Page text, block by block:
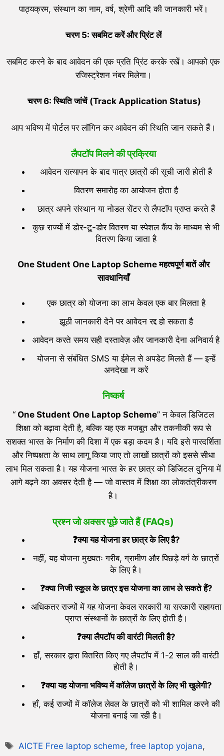
पाठ्यक्रम, संस्थान का नाम, वर्ष, श्रेणी आदि की जानकारी भरें।
चरण5:सबमिट करें और प्रिंट लें
सबमिट करने के बाद आवेदन की एक प्रति प्रिंट करके रखें। आपको एक
रजिस्ट्रेशन नंबर मिलेगा।
चरण6:स्थिति जांचें (Track Application Status)
आप भविष्य में पोर्टल पर लॉगिन कर आवेदन की स्थिति जान सकते हैं।
लैपटॉप मिलने की प्रक्रिया
आवेदन सत्यापन के बाद पात्र छात्रों की सूची जारी होती है
वितरण समारोह का आयोजन होता है
छात्र अपने संस्थान या नोडल सेंटर से लैपटॉप प्राप्त करते हैं
कुछ राज्यों में डोर-टू-डोर वितरण या स्पेशल कैंप के माध्यम से भी
वितरण किया जाता है
One Student One Laptop Schemeमहत्वपूर्ण बातें और
सावधानियाँ
एक छात्र को योजना का लाभ केवल एक बार मिलता है
झूठी जानकारी देने पर आवेदन रद्द हो सकता है
आवेदन करते समय सही दस्तावेज़ और जानकारी देना अनिवार्य है
योजना से संबंधित SMS या ईमेल से अपडेट मिलते हैं — इन्हें
अनदेखा न करें
निष्कर्ष
“ One Student One Laptop Scheme” न केवल डिजिटल
शिक्षा को बढ़ावा देती है, बल्कि यह एक मजबूत और तकनीकी रूप से
सशक्त भारत के निर्माण की दिशा में एक बड़ा कदम है। यदि इसे पारदर्शिता
और निष्पक्षता के साथ लागू किया जाए तो लाखों छात्रों को इससे सीधा
लाभ मिल सकता है। यह योजना भारत के हर छात्र को डिजिटल दुनिया में
आगे बढ़ने का अवसर देती है — जो वास्तव में शिक्षा का लोकतंत्रीकरण
है।
प्रश्न जो अक्सर पूछे जाते हैं (FAQs)
❓क्या यह योजना हर छात्र के लिए है?
नहीं, यह योजना मुख्यतः गरीब, ग्रामीण और पिछड़े वर्ग के छात्रों
के लिए है।
❓क्या निजी स्कूल के छात्र इस योजना का लाभ ले सकते हैं?
अधिकतर राज्यों में यह योजना केवल सरकारी या सरकारी सहायता
प्राप्त संस्थानों के छात्रों के लिए होती है।
❓क्या लैपटॉप की वारंटी मिलती है?
हाँ, सरकार द्वारा वितरित किए गए लैपटॉप में 1-2 साल की वारंटी
होती है।
❓क्या यह योजना भविष्य में कॉलेज छात्रों के लिए भी खुलेगी?
हाँ, कई राज्यों में कॉलेज लेवल के छात्रों को भी शामिल करने की
योजना बनाई जा रही है।
AICTE Free laptop scheme,free laptop yojana,